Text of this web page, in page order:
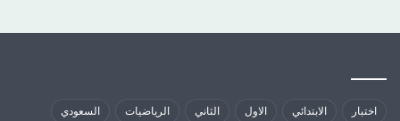
اختبار الابتدائي الاول الثاني الرياضيات السعودي